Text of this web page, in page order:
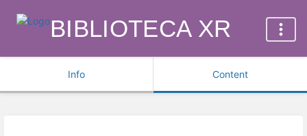
BIBLIOTECA XR
Info Content